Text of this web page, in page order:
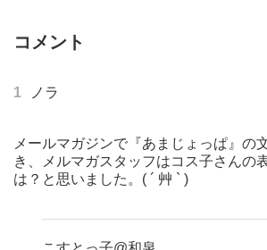
コメント
1 ノラ
メールマガジンで『あまじょっぱ』の
き、メルマガスタッフはコス子さんの
は？と思いました。( ´ 艸 ` )